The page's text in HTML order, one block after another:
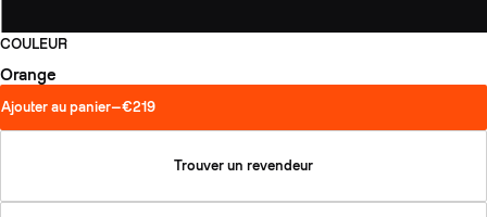
COULEUR
Orange
Ajouter au panier—€219
Trouver un revendeur